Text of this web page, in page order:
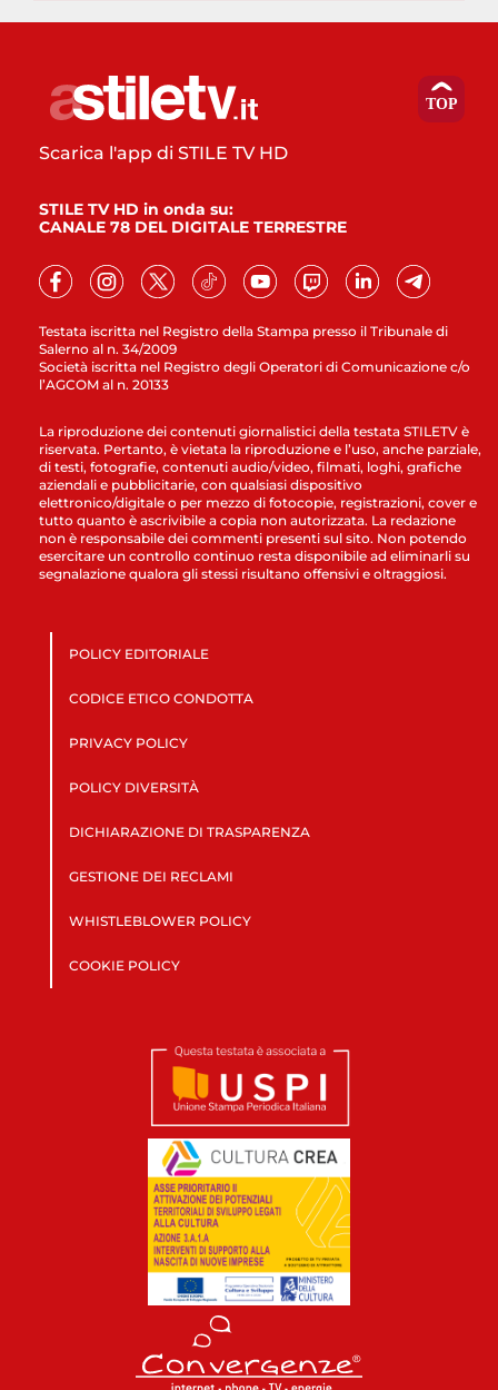
Testata iscritta nel Registro della Stampa presso il Tribunale di
Salerno al n. 34/2009
Società iscritta nel Registro degli Operatori di Comunicazione c/o
l’AGCOM al n. 20133
Scarica l'app di STILE TV HD
STILE TV HD in onda su:
CANALE 78 DEL DIGITALE TERRESTRE
La riproduzione dei contenuti giornalistici della testata STILETV è
riservata. Pertanto, è vietata la riproduzione e l’uso, anche parziale,
di testi, fotografie, contenuti audio/video, filmati, loghi, grafiche
aziendali e pubblicitarie, con qualsiasi dispositivo
elettronico/digitale o per mezzo di fotocopie, registrazioni, cover e
tutto quanto è ascrivibile a copia non autorizzata. La redazione
non è responsabile dei commenti presenti sul sito. Non potendo
esercitare un controllo continuo resta disponibile ad eliminarli su
segnalazione qualora gli stessi risultano offensivi e oltraggiosi.
POLICY EDITORIALE
CODICE ETICO CONDOTTA
PRIVACY POLICY
POLICY DIVERSITÀ
DICHIARAZIONE DI TRASPARENZA
GESTIONE DEI RECLAMI
WHISTLEBLOWER POLICY
COOKIE POLICY